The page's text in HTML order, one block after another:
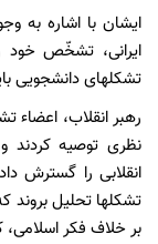
ایشان با اشاره به
ایرانی، تشخّص خود
تشکلهای دانشجویی
رهبر انقلاب، اعضاء
نظری توصیه کردند
انقلابی را گسترش
تشکلها تحلیل بروند
بر خلاف فکر